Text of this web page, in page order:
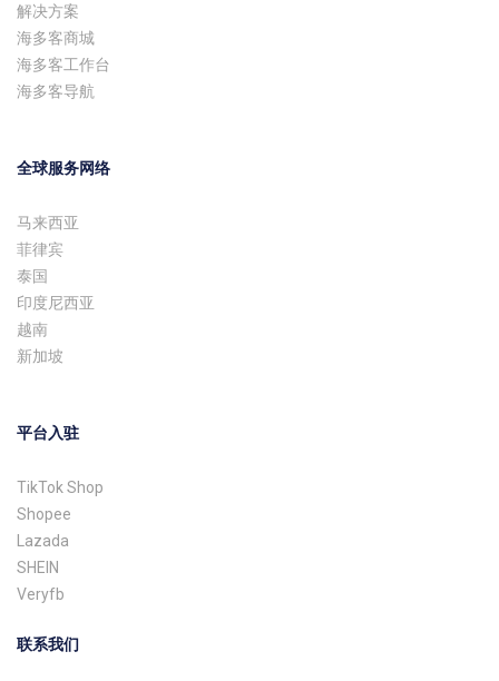
解决方案
海多客商城
海多客工作台
海多客导航
全球服务网络
马来西亚
菲律宾
泰国
印度尼西亚
越南
新加坡
平台入驻
TikTok Shop
Shopee
Lazada
SHEIN
Veryfb
联系我们